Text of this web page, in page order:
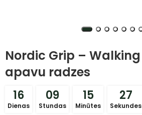
Nordic Grip – Walking
apavu radzes
16
Dienas
09
Stundas
15
Minūtes
27
Sekundes